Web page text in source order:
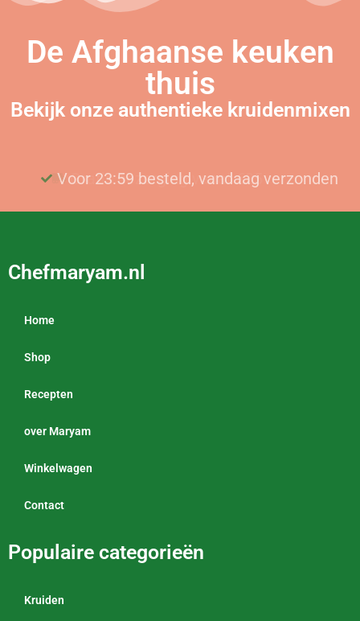
De Afghaanse keuken
thuis
Bekijk onze authentieke kruidenmixen
Gratis bezorging vanaf €25
Voor 23:59 besteld, vandaag verzonden
Chefmaryam.nl
Home
Shop
Recepten
over Maryam
Winkelwagen
Contact
Populaire categorieën
Kruiden